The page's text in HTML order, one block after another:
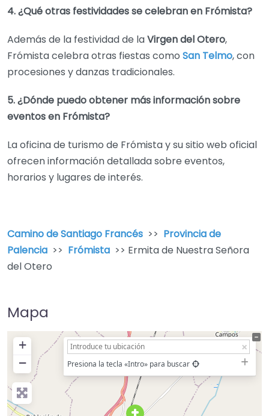
4. ¿Qué otras festividades se celebran en Frómista?
Además de la festividad de laVirgen del Otero,
Frómista celebra otras fiestas como San Telmo, con
procesiones y danzas tradicionales.
5. ¿Dónde puedo obtener más información sobre
eventos en Frómista?
La oficina de turismo de Frómista y su sitio web oficial
ofrecen información detallada sobre eventos,
horarios y lugares de interés.
Camino de Santiago Francés >> Provincia de
Palencia >> Frómista >> Ermita de Nuestra Señora
del Otero
Mapa
+
−
Presiona la tecla «Intro» para buscar